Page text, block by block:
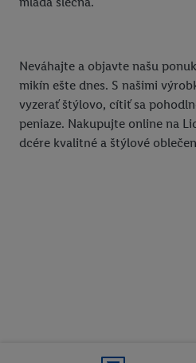
Neváhajte a objavte našu
mikín ešte dnes. S našimi
vyzerať štýlovo, cítiť sa
peniaze. Nakupujte online na
dcére kvalitné a štýlové